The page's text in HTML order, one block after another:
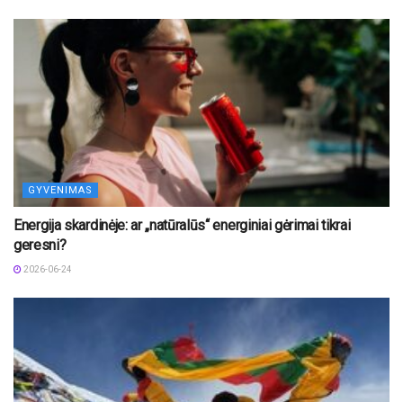
GYVENIMAS
Energija skardinėje: ar „natūralūs“ energiniai gėrimai tikrai
geresni?
2026-06-24